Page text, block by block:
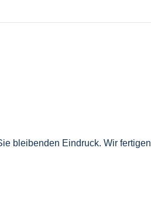
bleibenden Eindruck. Wir fertigen